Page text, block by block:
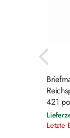
421
Letzte